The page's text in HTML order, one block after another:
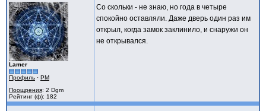
Lamer
Профиль · PM
Поощрения: 2 Dgm
Рейтинг (ф): 182
Со скольки - не знаю, но года в четыре
спокойно оставляли. Даже дверь один раз им
открыл, когда замок заклинило, и снаружи он
не открывался.